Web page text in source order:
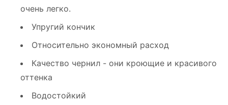
очень легко.
Упругий кончик
Относительно экономный расход
Качество чернил - они кроющие и красивого
оттенка
Водостойкий